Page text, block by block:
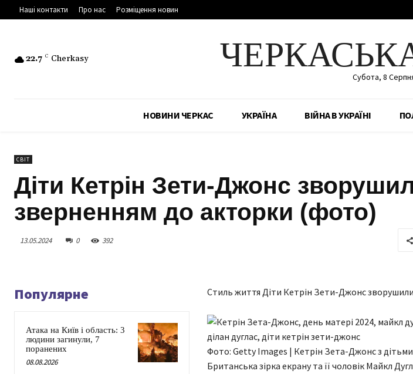
Наші контакти Про нас Розміщення новин
22.7 C Cherkasy
Субота, 8
НОВИНИ ЧЕРКАС УКРАЇНА ВІЙНА В УКРАЇНІ
СВІТ
Діти Кетрін Зети-Джонс
зверненням до акторки (фото)
13.05.2024 0 392
Популярне
Атака на Київ і область: 3
людини загинули, 7
поранених
08.08.2026
Стиль життя Діти Кетрін Зети-Джонс
Фото: Getty Images | Кетрін Зета-Джонс з дітьми
Британська зірка екрану та її чоловік Майкл